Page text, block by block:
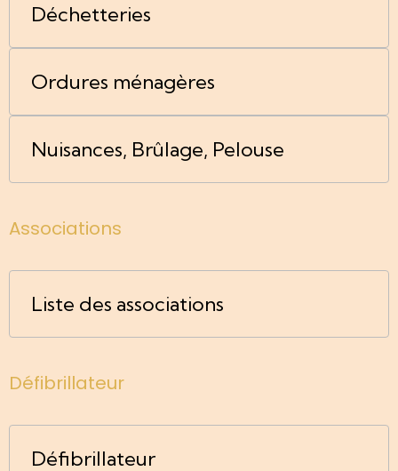
Déchetteries
Ordures ménagères
Nuisances, Brûlage, Pelouse
Associations
Liste des associations
Défibrillateur
Défibrillateur